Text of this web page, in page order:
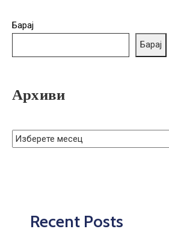
Барај
Барај
Архиви
Recent Posts